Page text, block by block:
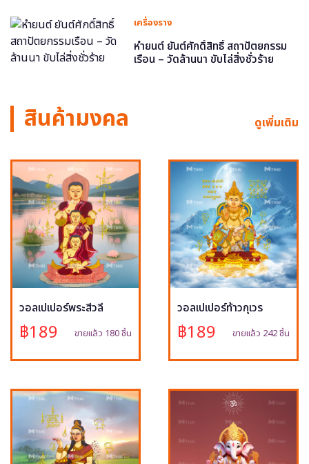
เครื่องราง
หำยนต์ ยันต์ศักดิ์สิทธิ์ สถาปัตยกรรม
เรือน – วัดล้านนา ขับไล่สิ่งชั่วร้าย
สินค้ามงคล ดูเพิ่มเติม
วอลเปเปอร์พระสีวลี
฿189 ขายแล้ว 180 ชิ้น
วอลเปเปอร์ท้าวกุเวร
฿189 ขายแล้ว 242 ชิ้น